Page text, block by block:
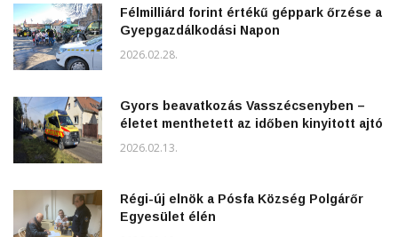
Félmilliárd forint értékű géppark őrzése a
Gyepgazdálkodási Napon
2026.02.28.
Gyors beavatkozás Vasszécsenyben –
életet menthetett az időben kinyitott ajtó
2026.02.13.
Régi-új elnök a Pósfa Község Polgárőr
Egyesület élén